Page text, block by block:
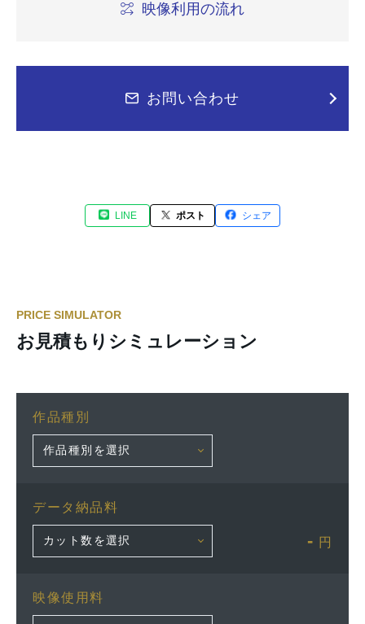
映像利用の流れ
お問い合わせ
LINE ポスト シェア
PRICE SIMULATOR
お見積もりシミュレーション
作品種別
データ納品料
- 円
映像使用料